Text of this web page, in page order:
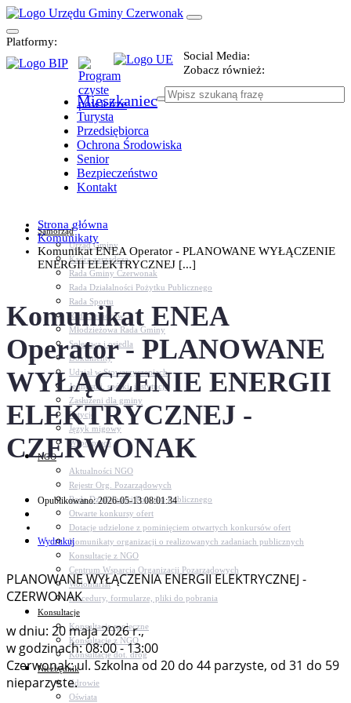
Platformy:
Social Media:
Zobacz również:
Mieszkaniec
Turysta
Przedsiębiorca
Ochrona Środowiska
Senior
Bezpieczeństwo
Kontakt
Samorząd
Urząd Gminy
Kadra zarządcza
Rada Gminy Czerwonak
Rada Działalności Pożytku Publicznego
Rada Sportu
Rada Seniorów
Młodzieżowa Rada Gminy
Sołectwa i osiedla
Dokumenty
Udział w Stowarzyszeniach
Jednostki, spółki, instytucje
Zasłużeni dla gminy
Petycje
Język migowy
Współpraca
NGO
Aktualności NGO
Rejestr Org. Pozarządowych
Rada Działalności Pożytku Publicznego
Otwarte konkursy ofert
Dotacje udzielone z pominięciem otwartych konkursów ofert
Komunikaty organizacji o realizowanych zadaniach publicznych
Konsultacje z NGO
Centrum Wsparcia Organizacji Pozarządowych
Wolontariat
Procedury, formularze, pliki do pobrania
Konsultacje
Konsultacje społeczne
Konsultacje z NGO
Konsultacje dot. dróg
Niezbędnik
Zdrowie
Oświata
Strona główna
Komunikaty
Komunikat ENEA Operator - PLANOWANE WYŁĄCZENIE
ENERGII ELEKTRYCZNEJ [...]
Komunikat ENEA
Operator - PLANOWANE
WYŁĄCZENIE ENERGII
ELEKTRYCZNEJ -
CZERWONAK
Opublikowano: 2026-05-13 08:01:34
Wydrukuj
PLANOWANE WYŁĄCZENIA ENERGII ELEKTRYCZNEJ -
CZERWONAK
w dniu: 20 maja 2026 r.,
w godzinach: 08:00 - 13:00
Czerwonak: ul. Szkolna od 20 do 44 parzyste, od 31 do 59
nieparzyste.